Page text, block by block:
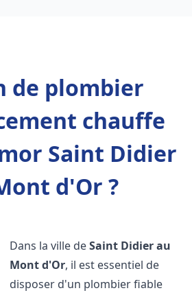
de plombier
chauffe
Saint Didier
d'Or ?
Dans la ville deSaint Didier au
Mont d'Or, il est essentiel de
disposer d'un plombier fiable